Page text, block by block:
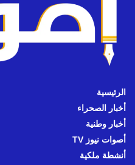
الرئيسية
أخبار الصحراء
أخبار وطنية
أصوات نيوز TV
أنشطة ملكية